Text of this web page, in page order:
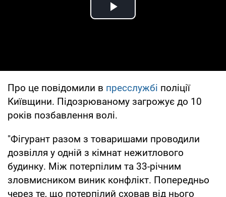
Play Video
Про це повідомили в пресслужбі поліції
Київщини. Підозрюваному загрожує до 10
років позбавлення волі.
"Фігурант разом з товаришами проводили
дозвілля у одній з кімнат нежитлового
будинку. Між потерпілим та 33-річним
зловмисником виник конфлікт. Попередньо
через те, що потерпілий сховав від нього